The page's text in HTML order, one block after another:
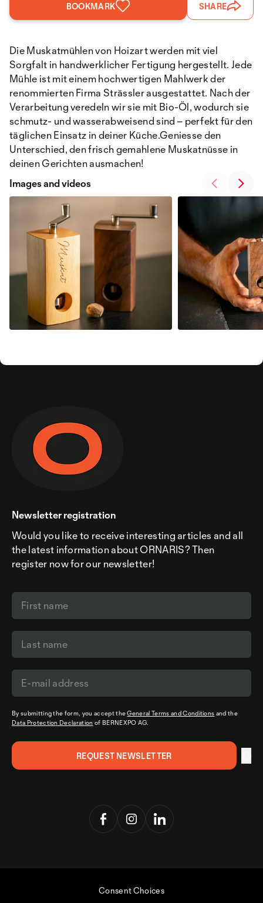
BOOKMARK SHARE
Die Muskatmühlen von Hoizart werden mit viel
Sorgfalt in handwerklicher Fertigung hergestellt. Jede
Mühle ist mit einem hochwertigen Mahlwerk der
renommierten Firma Strässler ausgestattet. Nach der
Verarbeitung veredeln wir sie mit Bio-Öl, wodurch sie
schmutz- und wasserabweisend sind – perfekt für den
täglichen Einsatz in deiner Küche.Geniesse den
Unterschied, den frisch gemahlene Muskatnüsse in
deinen Gerichten ausmachen!
Images and videos
Newsletter registration
Would you like to receive interesting articles and all
the latest information about ORNARIS? Then
register now for our newsletter!
By submitting the form, you accept theGeneral Terms and Conditions and the
Data Protection Declaration of BERNEXPO AG.
Consent Choices